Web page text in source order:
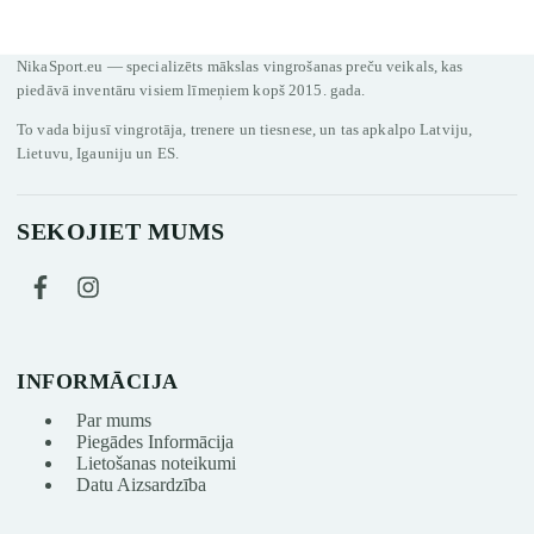
NikaSport.eu — specializēts mākslas vingrošanas preču veikals, kas
piedāvā inventāru visiem līmeņiem kopš 2015. gada.
To vada bijusī vingrotāja, trenere un tiesnese, un tas apkalpo Latviju,
Lietuvu, Igauniju un ES.
SEKOJIET MUMS
INFORMĀCIJA
Par mums
Piegādes Informācija
Lietošanas noteikumi
Datu Aizsardzība